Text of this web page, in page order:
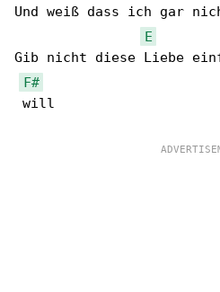
Und weiß dass ich gar
E
Gib nicht diese Liebe
F#
will